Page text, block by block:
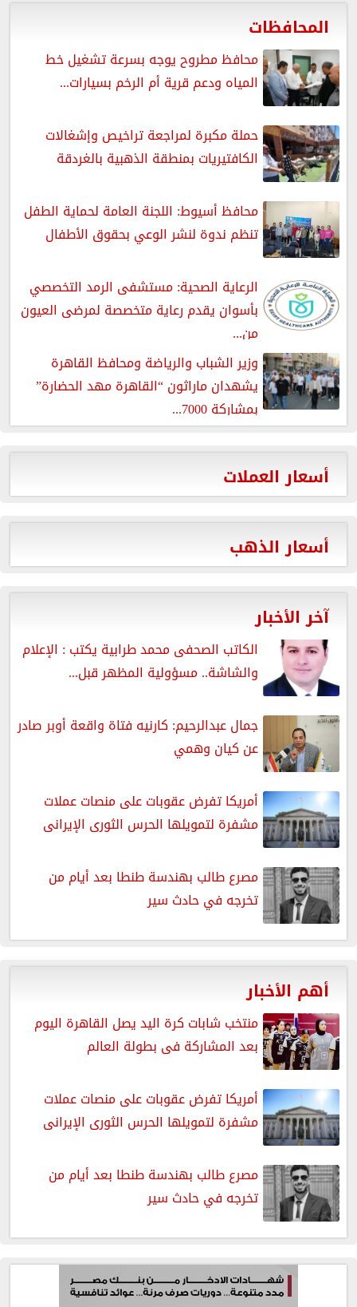
المحافظات
محافظ مطروح يوجه بسرعة تشغيل خط
المياه ودعم قرية أم الرخم بسيارات...
حملة مكبرة لمراجعة تراخيص وإشغالات
الكافتيريات بمنطقة الذهبية بالغردقة
محافظ أسيوط: اللجنة العامة لحماية الطفل
تنظم ندوة لنشر الوعي بحقوق الأطفال
الرعاية الصحية: مستشفى الرمد التخصصي
بأسوان يقدم رعاية متخصصة لمرضى العيون
من...
وزير الشباب والرياضة ومحافظ القاهرة
يشهدان ماراثون “القاهرة مهد الحضارة”
بمشاركة 7000...
أسعار العملات
أسعار الذهب
آخر الأخبار
الكاتب الصحفى محمد طرابية يكتب : الإعلام
والشاشة.. مسؤولية المظهر قبل...
جمال عبدالرحيم: كارنيه فتاة واقعة أوبر صادر
عن كيان وهمي
أمريكا تفرض عقوبات على منصات عملات
مشفرة لتمويلها الحرس الثورى الإيرانى
مصرع طالب بهندسة طنطا بعد أيام من
تخرجه في حادث سير
أهم الأخبار
منتخب شابات كرة اليد يصل القاهرة اليوم
بعد المشاركة فى بطولة العالم
أمريكا تفرض عقوبات على منصات عملات
مشفرة لتمويلها الحرس الثورى الإيرانى
مصرع طالب بهندسة طنطا بعد أيام من
تخرجه في حادث سير